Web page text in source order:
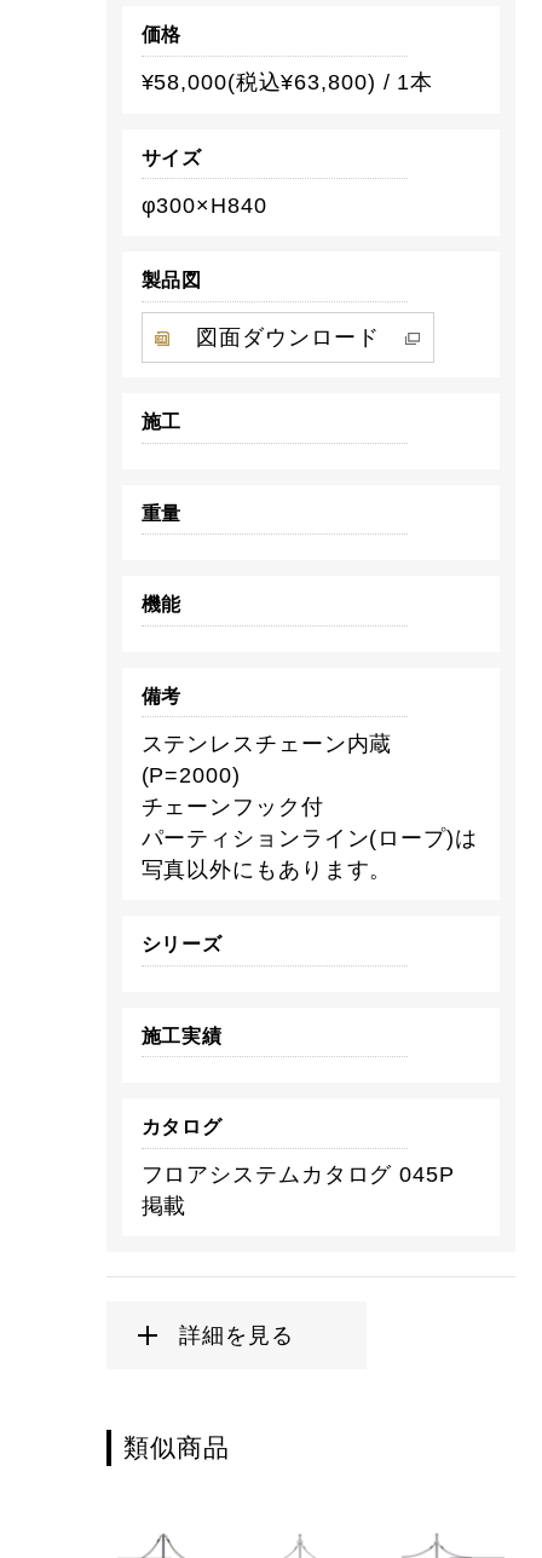
価格
¥58,000(税込¥63,800) / 1本
サイズ
φ300×H840
製品図
図面ダウンロード
施工
重量
機能
備考
ステンレスチェーン内蔵
(P=2000)
チェーンフック付
パーティションライン(ロープ)は
写真以外にもあります。
シリーズ
施工実績
カタログ
フロアシステムカタログ 045P
掲載
詳細を見る
類似商品